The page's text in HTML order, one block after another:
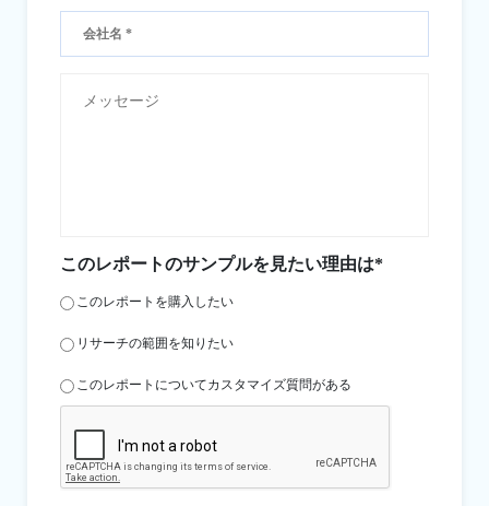
このレポートのサンプルを見たい理由は*
このレポートを購入したい
リサーチの範囲を知りたい
このレポートについてカスタマイズ質問がある